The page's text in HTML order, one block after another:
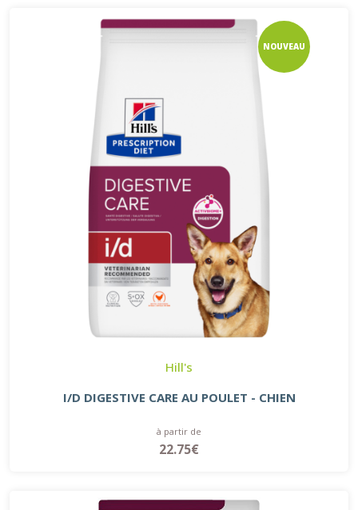
NOUVEAU
Hill's
I/D DIGESTIVE CARE AU POULET - CHIEN
à partir de
22.75€